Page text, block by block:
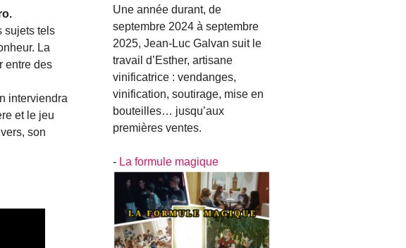
sujets tels
La
entre des
interviendra
et le jeu
son
Une année durant, de
septembre 2024 à septembre
2025, Jean-Luc Galvan suit le
travail d’Esther, artisane
vinificatrice : vendanges,
vinification, soutirage, mise en
bouteilles… jusqu’aux
premières ventes.
- La formule magique